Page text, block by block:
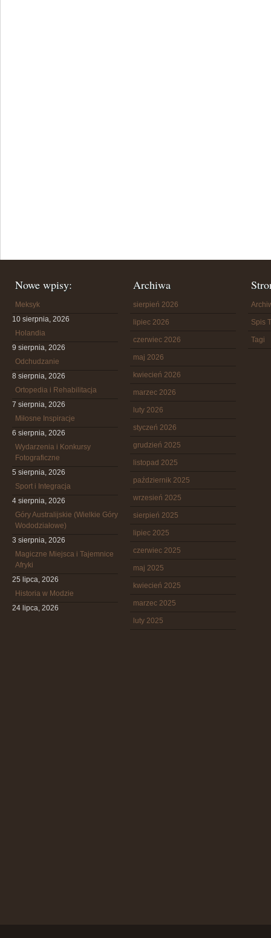
Nowe wpisy:
Meksyk
10 sierpnia, 2026
Holandia
9 sierpnia, 2026
Odchudzanie
8 sierpnia, 2026
Ortopedia i Rehabilitacja
7 sierpnia, 2026
Miłosne Inspiracje
6 sierpnia, 2026
Wydarzenia i Konkursy
Fotograficzne
5 sierpnia, 2026
Sport i Integracja
4 sierpnia, 2026
Góry Australijskie (Wielkie Góry
Wododziałowe)
3 sierpnia, 2026
Magiczne Miejsca i Tajemnice
Afryki
25 lipca, 2026
Historia w Modzie
24 lipca, 2026
Archiwa
sierpień 2026
lipiec 2026
czerwiec 2026
maj 2026
kwiecień 2026
marzec 2026
luty 2026
styczeń 2026
grudzień 2025
listopad 2025
październik 2025
wrzesień 2025
sierpień 2025
lipiec 2025
czerwiec 2025
maj 2025
kwiecień 2025
marzec 2025
luty 2025
Spis
Tagi